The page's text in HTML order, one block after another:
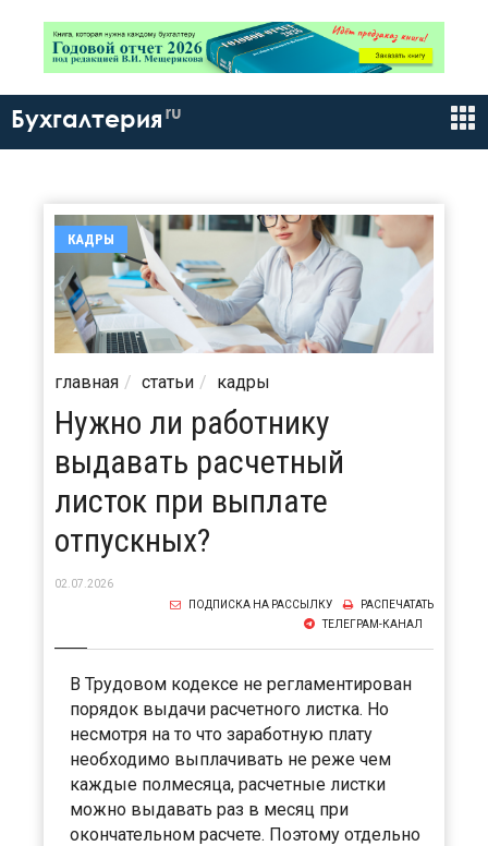
Бухгалтерия ru
КАДРЫ
главная статьи кадры
Нужно ли работнику
выдавать расчетный
листок при выплате
отпускных?
02.07.2026
РАСПЕЧАТАТЬ
ПОДПИСКА НА РАССЫЛКУ
ТЕЛЕГРАМ-КАНАЛ
В Трудовом кодексе не регламентирован
порядок выдачи расчетного листка. Но
несмотря на то что заработную плату
необходимо выплачивать не реже чем
каждые полмесяца, расчетные листки
можно выдавать раз в месяц при
окончательном расчете. Поэтому отдельно